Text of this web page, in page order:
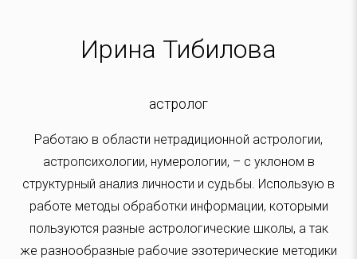
Ирина Тибилова
астролог
Работаю в области нетрадиционной астрологии,
астропсихологии, нумерологии, – с уклоном в
структурный анализ личности и судьбы. Использую в
работе методы обработки информации, которыми
пользуются разные астрологические школы, а так
же разнообразные рабочие эзотерические методики